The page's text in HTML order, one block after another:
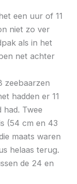
een uur of 11
niet zo ver
als in het
net achter
zeebaarzen
hadden er 11
had. Twee
(54 cm en 43
maats waren
helaas terug.
de 24 en